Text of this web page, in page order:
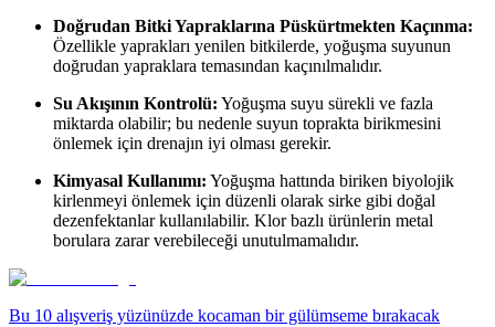
Doğrudan Bitki Yapraklarına Püskürtmekten Kaçınma:
Özellikle yaprakları yenilen bitkilerde, yoğuşma suyunun
doğrudan yapraklara temasından kaçınılmalıdır.
Su Akışının Kontrolü: Yoğuşma suyu sürekli ve fazla
miktarda olabilir; bu nedenle suyun toprakta birikmesini
önlemek için drenajın iyi olması gerekir.
Kimyasal Kullanımı: Yoğuşma hattında biriken biyolojik
kirlenmeyi önlemek için düzenli olarak sirke gibi doğal
dezenfektanlar kullanılabilir. Klor bazlı ürünlerin metal
borulara zarar verebileceği unutulmamalıdır.
Bu 10 alışveriş yüzünüzde kocaman bir gülümseme bırakacak